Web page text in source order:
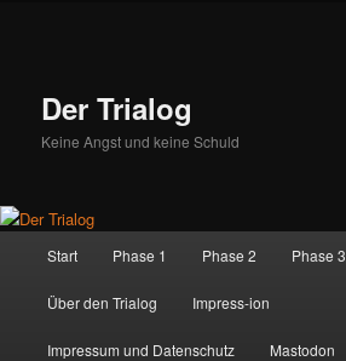
Der Trialog
Keine Angst und keine Schuld
Start Phase 1 Phase 2 Phase 3
Über den Trialog Impress-ion
Impressum und Datenschutz Mastodon